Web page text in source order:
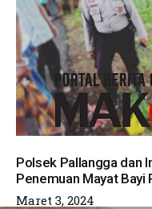
Polsek Pallangga dan
Penemuan Mayat Bayi
Maret 3, 2024